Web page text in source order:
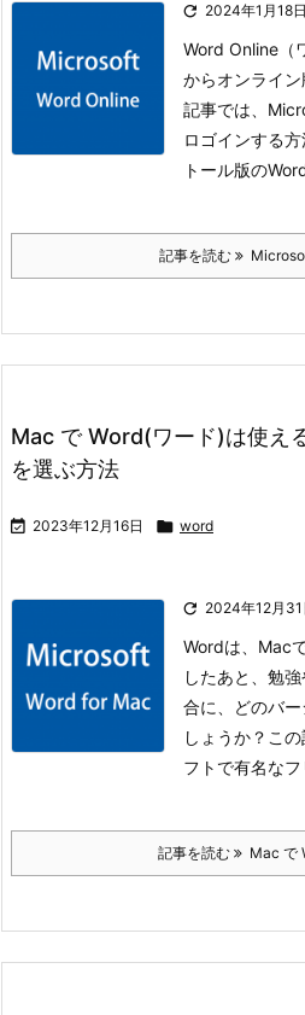
 2024年1月18日
Word Online（
からオンライ
記事では、
ロゴインする
トール版の
記事を読む
Mac で Word(ワード)は使え
を選ぶ方法
 2023年12月16日  word
 2024年12月31
Wordは、Mac
したあと、勉
合に、どのバ
しょうか？ こ
フトで有名な
記事を読む Mac で